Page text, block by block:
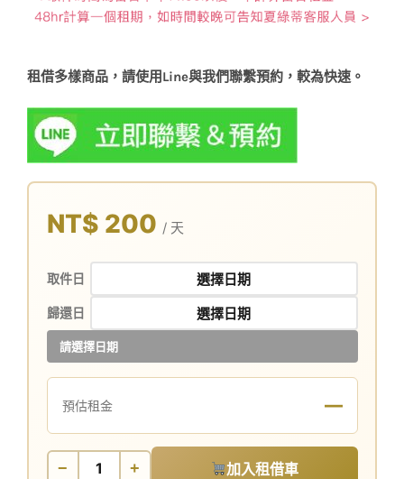
租借多樣商品，請使用Line與我們聯繫預約，較為快速。
NT$ 200 / 天
取件日
歸還日
請選擇日期
預估租金 —
− + 加入租借車